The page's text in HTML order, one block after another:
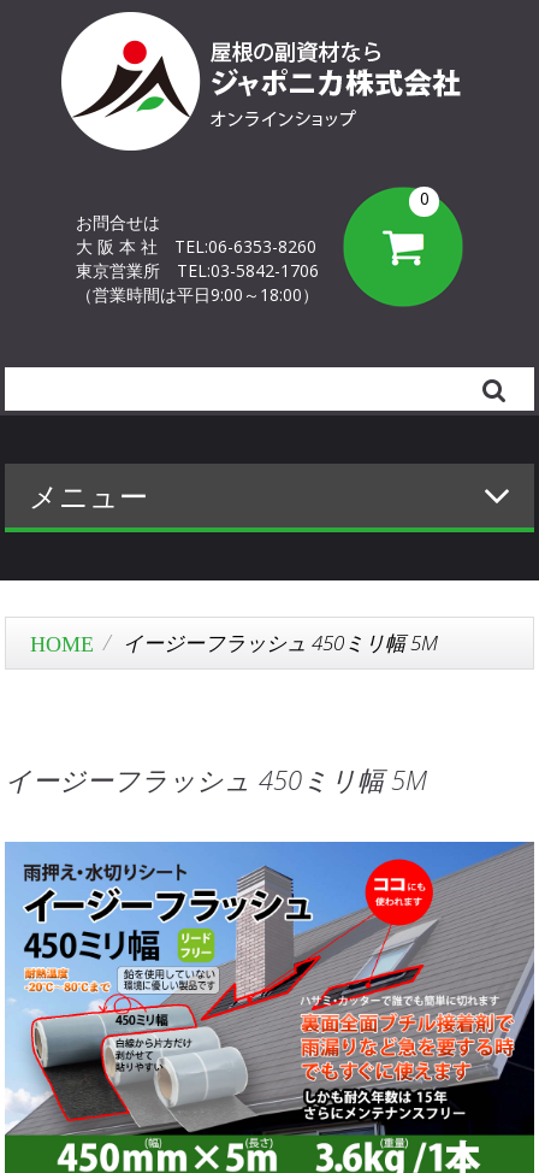
お問合せは
大 阪 本 社 TEL:06-6353-8260
東京営業所 TEL:03-5842-1706
（営業時間は平日9:00～18:00）
0
メニュー
イージーフラッシュ 450ミリ幅 5M
イージーフラッシュ 450ミリ幅 5M